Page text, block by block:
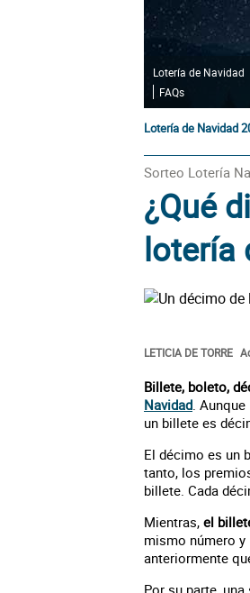
Lotería de Navidad
FAQs
Lotería de Navidad
Sorteo Lotería
¿Qué
lotería
LETICIA DE TORRE
Billete, boleto,
Navidad.
un billete es
El décimo es un
tanto, los
billete. Cada
Mientras, el
mismo número
anteriormente
Por su parte,